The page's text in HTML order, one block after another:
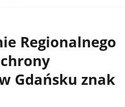
Regionalnego
Gdańsku znak